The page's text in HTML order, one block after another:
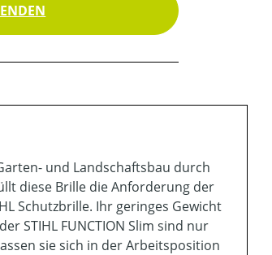
und Landschaftsbau durch
diese Brille die Anforderung der
Schutzbrille. Ihr geringes Gewicht
STIHL FUNCTION Slim sind nur
sie sich in der Arbeitsposition